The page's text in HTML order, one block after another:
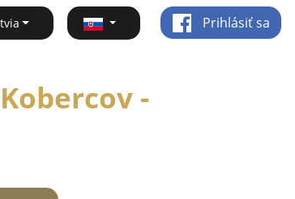
Prihlásiť sa
-